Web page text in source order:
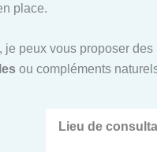
place.
je peux vous proposer
ou compléments
Lieu de